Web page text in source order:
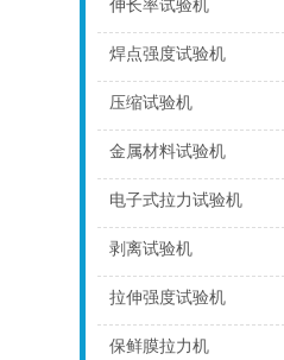
伸长率试验机
焊点强度试验机
压缩试验机
金属材料试验机
电子式拉力试验机
剥离试验机
拉伸强度试验机
保鲜膜拉力机